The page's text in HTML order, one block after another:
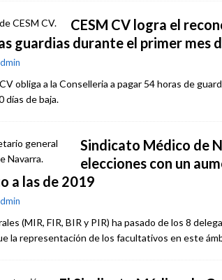
CESM CV logra el
guardias durante el primer mes
obliga a la Conselleria a pagar 54 horas de
días de baja.
Sindicato Médico de
elecciones con un
a las de 2019
(MIR, FIR, BIR y PIR) ha pasado de los 8
la representación de los facultativos en este